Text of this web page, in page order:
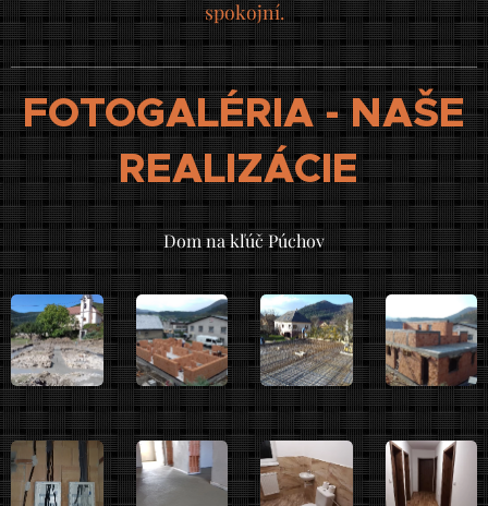
spokojní.
FOTOGALÉRIA - NAŠE
REALIZÁCIE
Dom na kľúč Púchov